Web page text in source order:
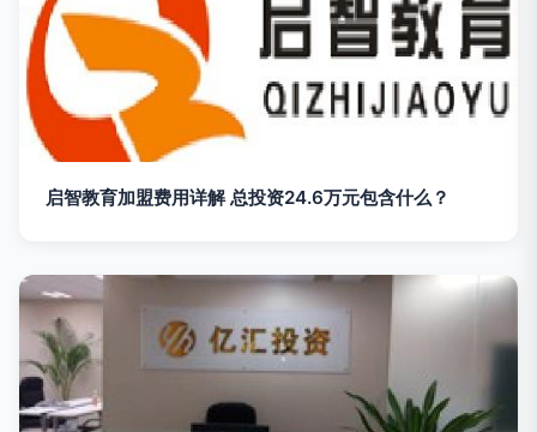
启智教育加盟费用详解 总投资24.6万元包含什么？